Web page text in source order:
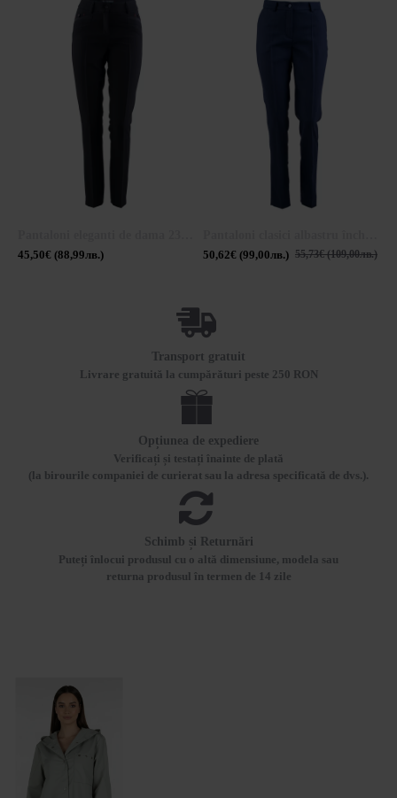
45,50€ (88,99лв.)
50,62€ (99,00лв.) 55,73€ (109,00лв.)
Transport gratuit
Livrare gratuită la cumpărături peste 250 RON
Opțiunea de expediere
Verificați și testați înainte de plată
(la birourile companiei de curierat sau la adresa specificată de dvs.).
Schimb și Returnări
Puteți înlocui produsul cu o altă dimensiune, modela sau
returna produsul în termen de 14 zile